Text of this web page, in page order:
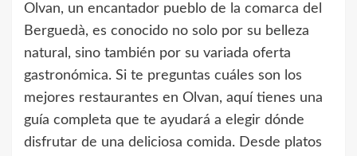
Olvan, un encantador pueblo de la comarca del
Berguedà, es conocido no solo por su belleza
natural, sino también por su variada oferta
gastronómica. Si te preguntas cuáles son los
mejores restaurantes en Olvan, aquí tienes una
guía completa que te ayudará a elegir dónde
disfrutar de una deliciosa comida. Desde platos